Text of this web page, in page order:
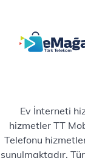
Ev İnterneti
hizmetler TT
Telefonu
sunulmaktadır.